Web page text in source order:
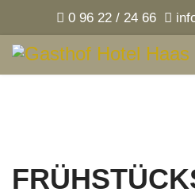
0 96 22 / 24 66